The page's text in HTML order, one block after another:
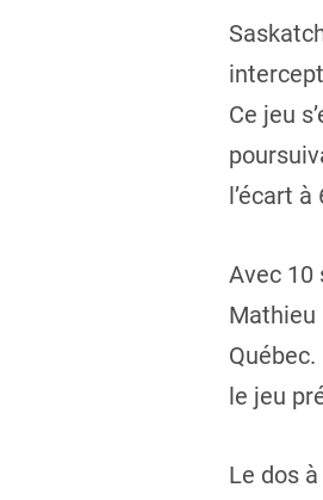
Ce jeu
l’écart à
Avec 10
Mathieu
le jeu
Le dos